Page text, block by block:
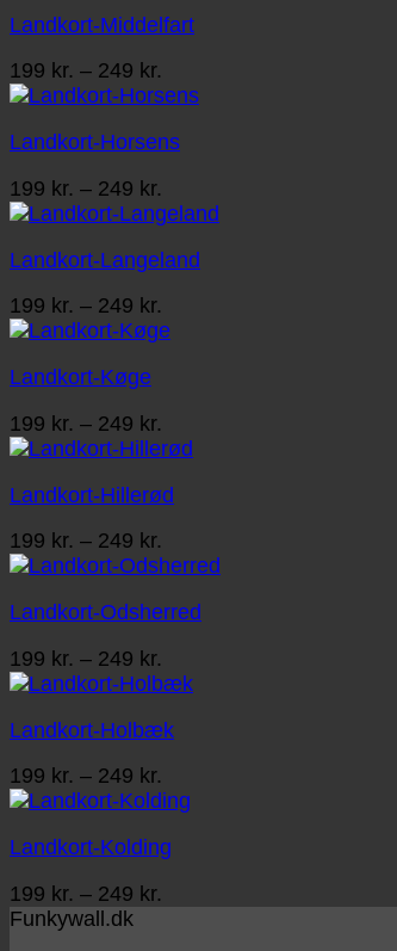
Landkort-Middelfart
199 kr. – 249 kr.
199 kr.
249 kr.
Landkort-Horsens
199 kr. – 249 kr.
199 kr.
249 kr.
Landkort-Langeland
199 kr. – 249 kr.
199 kr.
Landkort-Køge
199 kr. – 249 kr.
199 kr.
249 kr.
Landkort-Hillerød
199 kr. – 249 kr.
199 kr.
249 kr.
Landkort-Odsherred
199 kr. – 249 kr.
199 kr.
249 kr.
Landkort-Holbæk
199 kr. – 249 kr.
199 kr.
249 kr.
Landkort-Kolding
199 kr. – 249 kr.
Funkywall.dk